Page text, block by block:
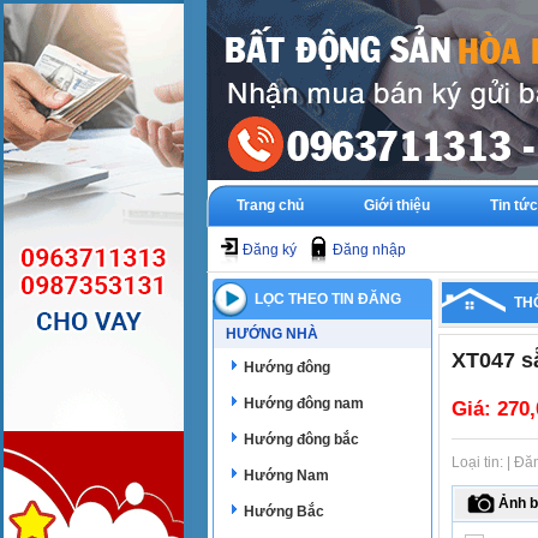
Trang chủ Giới thiệu Tin tức
Đăng ký Đăng nhập
LỌC THEO TIN ĐĂNG
HƯỚNG NHÀ
Hướng đông
Hướng đông nam
Hướng đông bắc
Hướng Nam
Hướng Bắc
XT047
Giá:
Loại tin: |
Ảnh